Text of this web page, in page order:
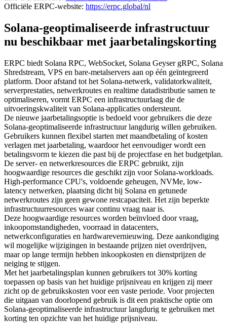
Officiële ERPC-website: https://erpc.global/nl
Solana-geoptimaliseerde infrastructuur
nu beschikbaar met jaarbetalingskorting
ERPC biedt Solana RPC, WebSocket, Solana Geyser gRPC, Solana
Shredstream, VPS en bare-metalservers aan op één geïntegreerd
platform. Door afstand tot het Solana-netwerk, validatorkwaliteit,
serverprestaties, netwerkroutes en realtime datadistributie samen te
optimaliseren, vormt ERPC een infrastructuurlaag die de
uitvoeringskwaliteit van Solana-applicaties ondersteunt.
De nieuwe jaarbetalingsoptie is bedoeld voor gebruikers die deze
Solana-geoptimaliseerde infrastructuur langdurig willen gebruiken.
Gebruikers kunnen flexibel starten met maandbetaling of kosten
verlagen met jaarbetaling, waardoor het eenvoudiger wordt een
betalingsvorm te kiezen die past bij de projectfase en het budgetplan.
De server- en netwerkresources die ERPC gebruikt, zijn
hoogwaardige resources die geschikt zijn voor Solana-workloads.
High-performance CPU's, voldoende geheugen, NVMe, low-
latency netwerken, plaatsing dicht bij Solana en getunede
netwerkroutes zijn geen gewone restcapaciteit. Het zijn beperkte
infrastructuurresources waar continu vraag naar is.
Deze hoogwaardige resources worden beïnvloed door vraag,
inkoopomstandigheden, voorraad in datacenters,
netwerkconfiguraties en hardwarevernieuwing. Deze aankondiging
wil mogelijke wijzigingen in bestaande prijzen niet overdrijven,
maar op lange termijn hebben inkoopkosten en dienstprijzen de
neiging te stijgen.
Met het jaarbetalingsplan kunnen gebruikers tot 30% korting
toepassen op basis van het huidige prijsniveau en krijgen zij meer
zicht op de gebruikskosten voor een vaste periode. Voor projecten
die uitgaan van doorlopend gebruik is dit een praktische optie om
Solana-geoptimaliseerde infrastructuur langdurig te gebruiken met
korting ten opzichte van het huidige prijsniveau.